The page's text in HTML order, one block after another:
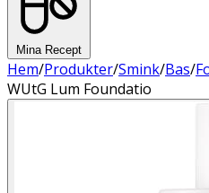
Mina Recept
Hem/Produkter/Smink/Bas/
WUtG Lum Foundatio